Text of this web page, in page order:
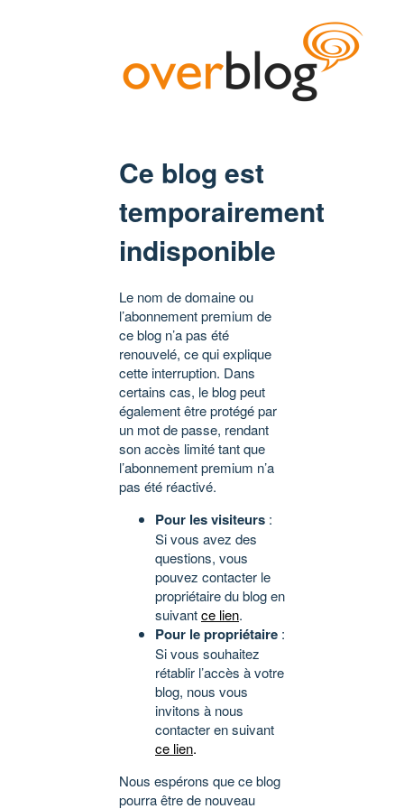
Ce blog est
temporairement
indisponible
Le nom de domaine ou
l’abonnement premium de
ce blog n’a pas été
renouvelé, ce qui explique
cette interruption. Dans
certains cas, le blog peut
également être protégé par
un mot de passe, rendant
son accès limité tant que
l’abonnement premium n’a
pas été réactivé.
Pour les visiteurs :
Si vous avez des
questions, vous
pouvez contacter le
propriétaire du blog en
suivantce lien.
Pour le propriétaire :
Si vous souhaitez
rétablir l’accès à votre
blog, nous vous
invitons à nous
contacter en suivant
ce lien.
Nous espérons que ce blog
pourra être de nouveau